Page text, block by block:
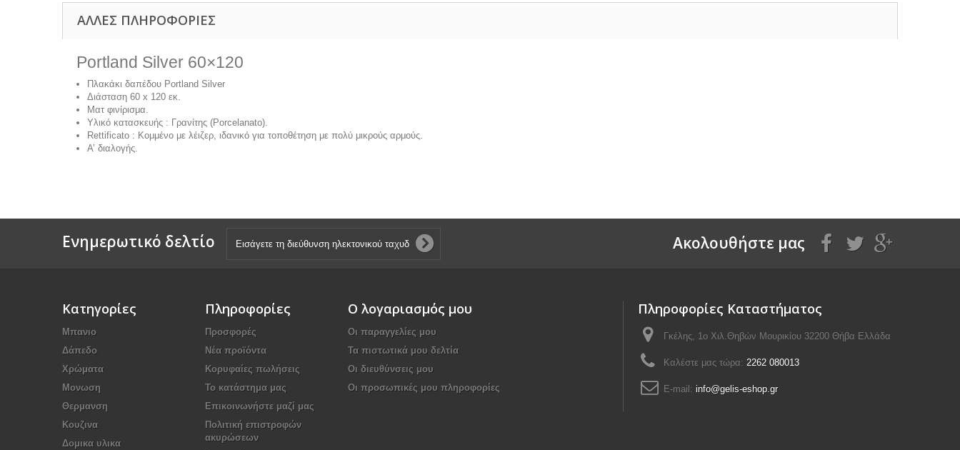
ΆΛΛΕΣ ΠΛΗΡΟΦΟΡΊΕΣ
Portland Silver 60×120
Πλακάκι δαπέδου Portland Silver
Διάσταση 60 x 120 εκ.
Ματ φινίρισμα.
Υλικό κατασκευής : Γρανίτης (Porcelanato).
Rettificato : Κομμένο με λέιζερ, ιδανικό για τοποθέτηση με πολύ μικρούς αρμούς.
Α’ διαλογής.
Ενημερωτικό δελτίο Aκολουθήστε μας
Κατηγορίες
Μπανιο
Δάπεδο
Χρώματα
Μονωση
Θερμανση
Κουζινα
Δομικα υλικα
Πληροφορίες
Προσφορές
Νέα προϊόντα
Κορυφαίες πωλήσεις
Το κατάστημα μας
Επικοινωνήστε μαζί μας
Πολιτική επιστροφών
ακυρώσεων
Ο λογαριασμός μου
Οι παραγγελίες μου
Τα πιστωτικά μου δελτία
Οι διευθύνσεις μου
Οι προσωπικές μου πληροφορίες
Πληροφορίες Καταστήματος
Γκέλης, 1ο Χιλ.Θηβών Μουρικίου 32200 Θήβα Ελλάδα
Καλέστε μας τώρα: 2262 080013
E-mail: info@gelis-eshop.gr